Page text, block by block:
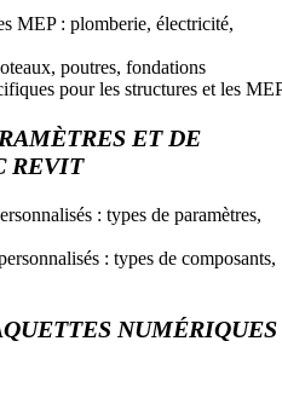
MEP : plomberie, électricité,
poutres, fondations
pour les structures et les
ET DE
REVIT
: types de paramètres,
: types de composants,
NUMÉRIQUES